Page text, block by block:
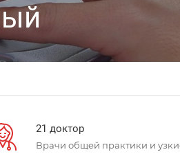
21 доктор
Врачи общей практики и